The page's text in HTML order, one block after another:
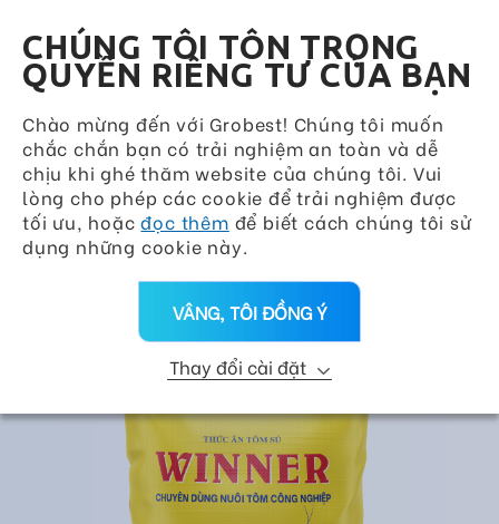
CHÚNG TÔI TÔN TRỌNG
QUYỀN RIÊNG TƯ CỦA BẠN
Chào mừng đến với Grobest! Chúng tôi muốn
chắc chắn bạn có trải nghiệm an toàn và dễ
chịu khi ghé thăm website của chúng tôi. Vui
lòng cho phép các cookie để trải nghiệm được
tối ưu, hoặcđọc thêm để biết cách chúng tôi sử
dụng những cookie này.
VÂNG, TÔI ĐỒNG Ý
Thay đổi cài đặt
Quay lại Hàng Ngày
Nhóm sản phẩm
Trang Chủ > Sản Phẩm > Nhãn Hiệu >
Hàng Ngày > WINNER